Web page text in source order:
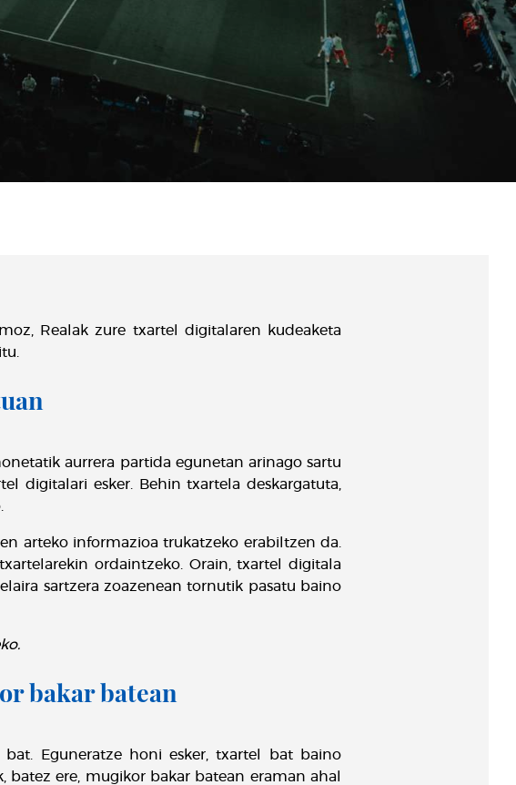
Realak zure txartel digitalaren kudeaketa
aurrera partida egunetan arinago sartu
digitalari esker. Behin txartela deskargatuta,
arteko informazioa trukatzeko erabiltzen da.
ordaintzeko. Orain, txartel digitala
sartzera zoazenean tornutik pasatu baino
bakar batean
Eguneratze honi esker, txartel bat baino
batez ere, mugikor bakar batean eraman ahal